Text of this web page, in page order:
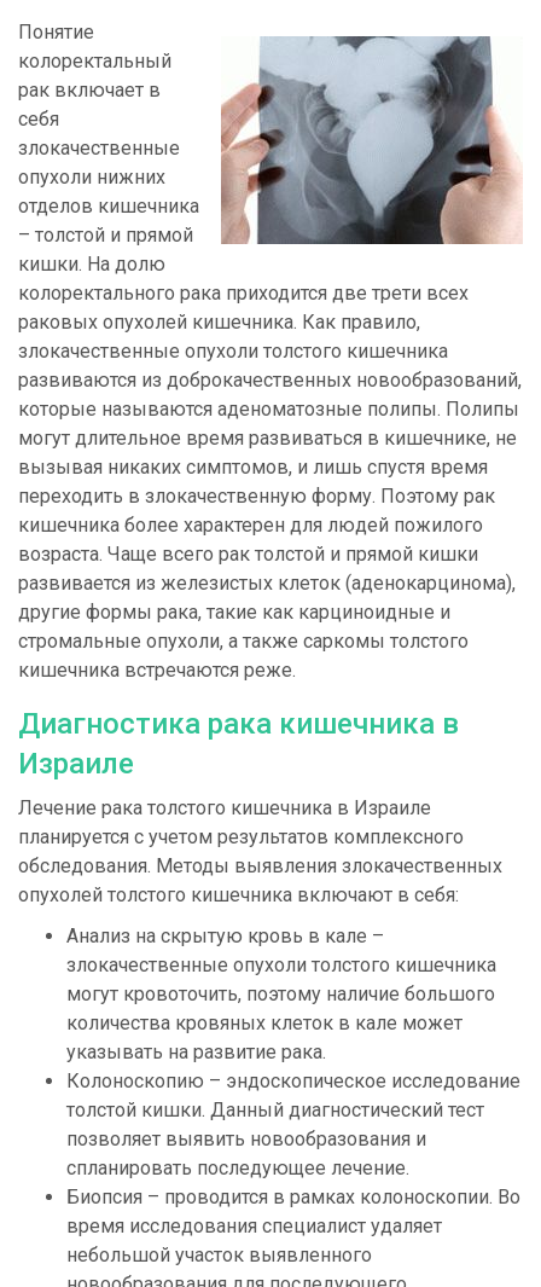
Понятие
колоректальный
рак включает в
себя
злокачественные
опухоли нижних
отделов кишечника
– толстой и прямой
кишки. На долю
колоректального рака приходится две трети всех
раковых опухолей кишечника. Как правило,
злокачественные опухоли толстого кишечника
развиваются из доброкачественных новообразований,
которые называются аденоматозные полипы. Полипы
могут длительное время развиваться в кишечнике, не
вызывая никаких симптомов, и лишь спустя время
переходить в злокачественную форму. Поэтому рак
кишечника более характерен для людей пожилого
возраста. Чаще всего рак толстой и прямой кишки
развивается из железистых клеток (аденокарцинома),
другие формы рака, такие как карциноидные и
стромальные опухоли, а также саркомы толстого
кишечника встречаются реже.
Диагностика рака кишечника в
Израиле
Лечение рака толстого кишечника в Израиле
планируется с учетом результатов комплексного
обследования. Методы выявления злокачественных
опухолей толстого кишечника включают в себя:
Анализ на скрытую кровь в кале –
злокачественные опухоли толстого кишечника
могут кровоточить, поэтому наличие большого
количества кровяных клеток в кале может
указывать на развитие рака.
Колоноскопию – эндоскопическое исследование
толстой кишки. Данный диагностический тест
позволяет выявить новообразования и
спланировать последующее лечение.
Биопсия – проводится в рамках колоноскопии. Во
время исследования специалист удаляет
небольшой участок выявленного